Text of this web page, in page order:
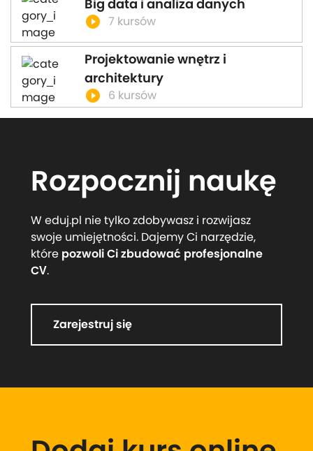
Big data i analiza danych
play_circle_filled 7 kursów
Projektowanie wnętrz i
architektury
play_circle_filled 6 kursów
Rozpocznij naukę
W eduj.pl nie tylko zdobywasz i rozwijasz
swoje umiejętności. Dajemy Ci narzędzie,
które pozwoli Ci zbudować profesjonalne
CV.
Zarejestruj się